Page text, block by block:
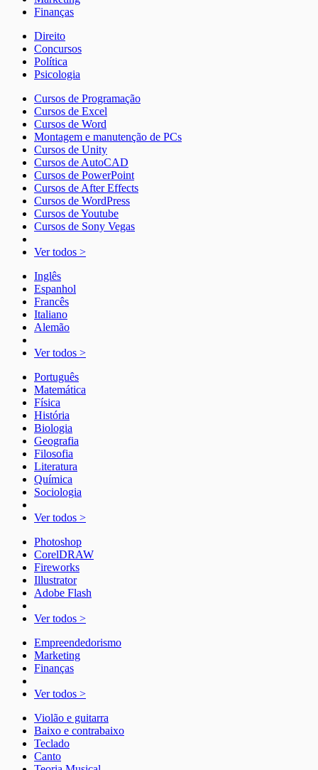
Finanças
Direito
Concursos
Política
Psicologia
Cursos de Programação
Cursos de Excel
Cursos de Word
Montagem e manutenção de PCs
Cursos de Unity
Cursos de AutoCAD
Cursos de PowerPoint
Cursos de After Effects
Cursos de WordPress
Cursos de Youtube
Cursos de Sony Vegas
Ver todos >
Inglês
Espanhol
Francês
Italiano
Alemão
Ver todos >
Português
Matemática
Física
História
Biologia
Geografia
Filosofia
Literatura
Química
Sociologia
Ver todos >
Photoshop
CorelDRAW
Fireworks
Illustrator
Adobe Flash
Ver todos >
Empreendedorismo
Marketing
Finanças
Ver todos >
Violão e guitarra
Baixo e contrabaixo
Teclado
Canto